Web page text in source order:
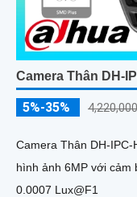
Camera Thân DH-
5%-35%
Camera Thân DH-
hình ảnh 6MP với cảm biến
0.0007 Lux@F1